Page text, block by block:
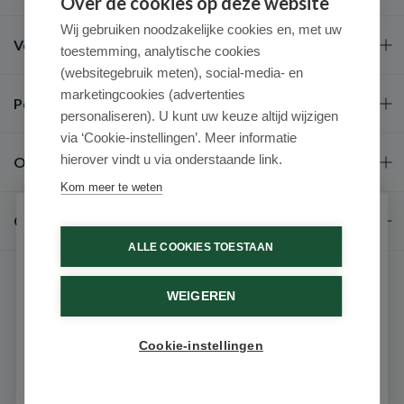
Veel gestelde vragen
Populaire merken
Over ons
Contact
9.6 / 10 (531 beoordelingen)
Wij gebruiken noodzakelijke cookies en, met uw
toestemming, analytische cookies
(websitegebruik meten), social-media- en
marketingcookies (advertenties
personaliseren). U kunt uw keuze altijd wijzigen
via ‘Cookie-instellingen’. Meer informatie
hierover vindt u via onderstaande link.
Kom meer te weten
ALLE COOKIES TOESTAAN
WEIGEREN
Cookie-instellingen
Schrijf je in voor onze nieuwsbrief
Ontvang als eerste de beste aanbiedingen en persoonlijk
advies